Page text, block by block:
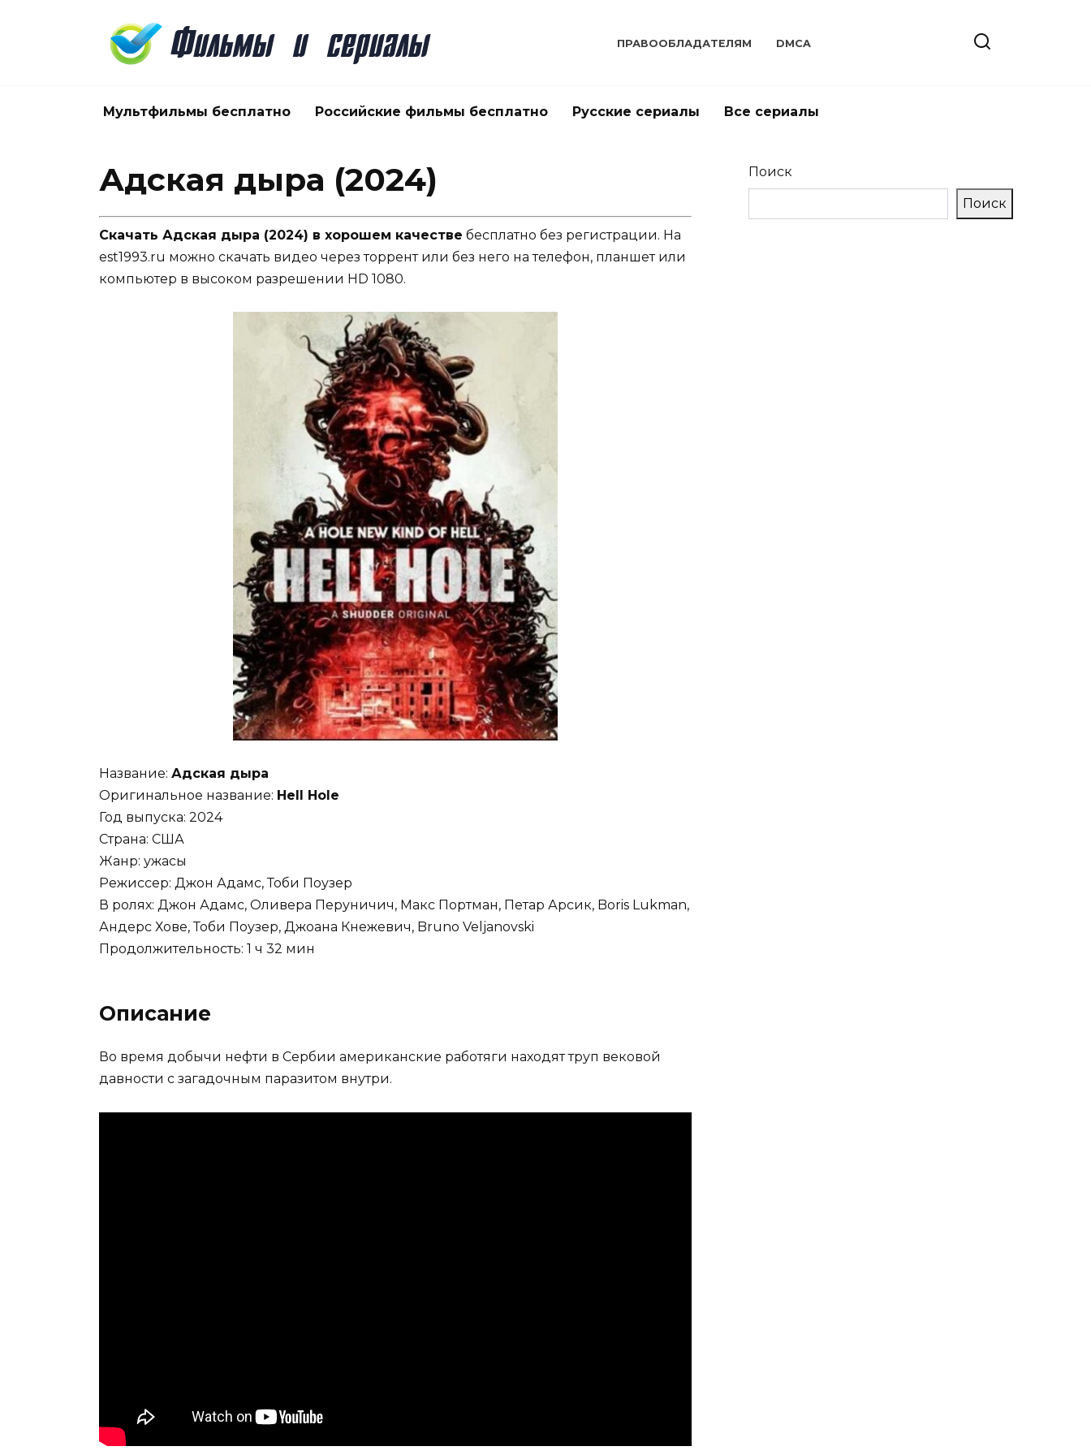
ПРАВООБЛАДАТЕЛЯМ DMCA
Мультфильмы бесплатно Российские фильмы бесплатно Русские сериалы Все сериалы
Адская дыра (2024)
Скачать Адская дыра (2024) в хорошем качестве бесплатно без регистрации. На
est1993.ru можно скачать видео через торрент или без него на телефон, планшет или
компьютер в высоком разрешении HD 1080.
Название: Адская дыра
Оригинальное название: Hell Hole
Год выпуска: 2024
Страна: США
Жанр: ужасы
Режиссер: Джон Адамс, Тоби Поузер
В ролях: Джон Адамс, Оливера Перуничич, Макс Портман, Петар Арсик, Boris Lukman,
Андерс Хове, Тоби Поузер, Джоана Кнежевич, Bruno Veljanovski
Продолжительность: 1 ч 32 мин
Описание
Во время добычи нефти в Сербии американские работяги находят труп вековой
давности с загадочным паразитом внутри.
Поиск
Поиск